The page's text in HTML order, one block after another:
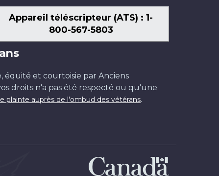
Appareil téléscripteur (ATS) : 1-
800-567-5803
équité et courtoisie par Anciens
droits n'a pas été respecté ou qu'une
plainte auprès de l'ombud des vétérans.